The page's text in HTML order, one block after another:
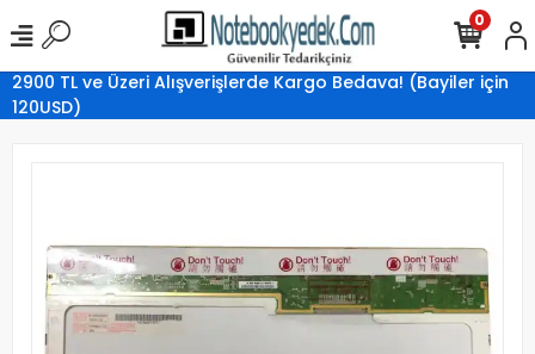
2900 TL ve Üzeri Alışverişlerde Kargo Bedava! (Bayiler için
120USD)
0